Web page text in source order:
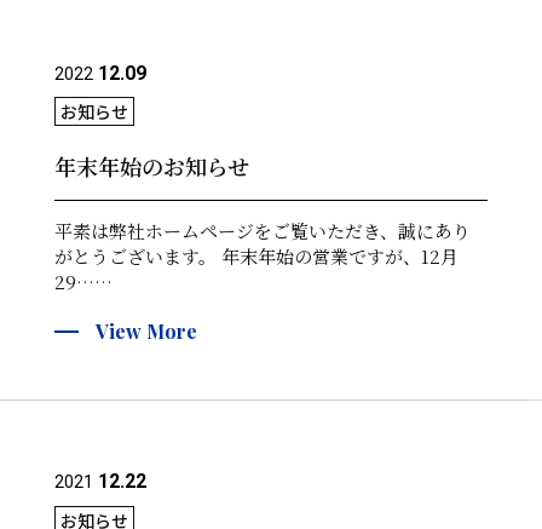
2022 12.09
お知らせ
年末年始のお知らせ
平素は弊社ホームページをご覧いただき、誠にあり
がとうございます。 年末年始の営業ですが、12月
29……
View More
2021 12.22
お知らせ